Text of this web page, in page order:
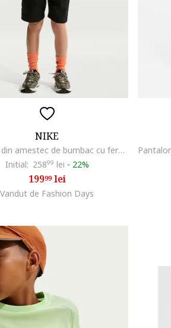
NIKE
Hanorac din amestec de bumbac cu fermoar Club, Verde pal
Initial: 25899 lei - 22%
19999lei
Vandut de Fashion Days